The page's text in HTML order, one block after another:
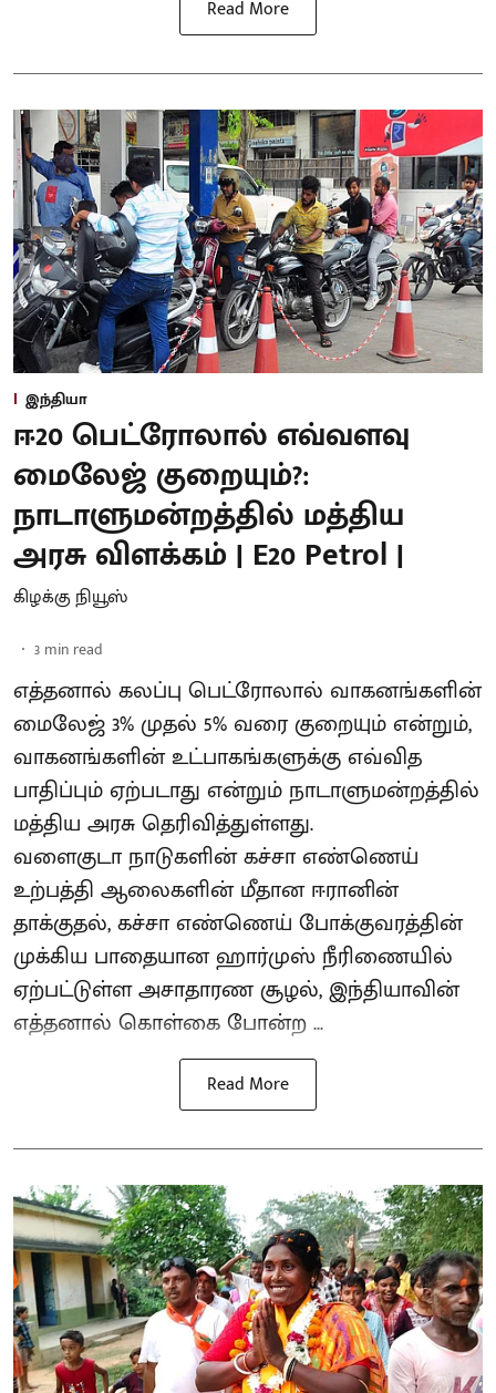
Read More
இந்தியா
ஈ20 பெட்ரோலால் எவ்வளவு
மைலேஜ் குறையும்?:
நாடாளுமன்றத்தில் மத்திய
அரசு விளக்கம் | E20 Petrol |
கிழக்கு நியூஸ்
3 min read
எத்தனால் கலப்பு பெட்ரோலால் வாகனங்களின்
மைலேஜ் 3% முதல் 5% வரை குறையும் என்றும்,
வாகனங்களின் உட்பாகங்களுக்கு எவ்வித
பாதிப்பும் ஏற்படாது என்றும் நாடாளுமன்றத்தில்
மத்திய அரசு தெரிவித்துள்ளது.
வளைகுடா நாடுகளின் கச்சா எண்ணெய்
உற்பத்தி ஆலைகளின் மீதான ஈரானின்
தாக்குதல், கச்சா எண்ணெய் போக்குவரத்தின்
முக்கிய பாதையான ஹார்முஸ் நீரிணையில்
ஏற்பட்டுள்ள அசாதாரண சூழல், இந்தியாவின்
எத்தனால் கொள்கை போன்ற ...
Read More